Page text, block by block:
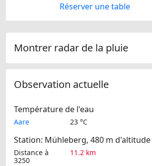
Réserver une table
Montrer radar de la pluie
Observation actuelle
Température de l'eau
Aare 23 °C
Station: Mühleberg, 480 m d'altitude
Distance à
3250
11.2 km